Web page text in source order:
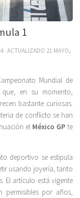
1
· ACTUALIZADO 21 MAYO,
Mundial de
en su momento,
bastante curiosas.
de conflicto se han
el México GP te
deportivo se estipula
usando joyería, tanto
El artículo está vigente
permisibles por años,